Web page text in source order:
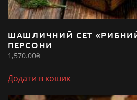
ШАШЛИЧНИЙ СЕТ
ПЕРСОНИ
1,570.00₴
Додати в кошик